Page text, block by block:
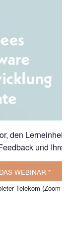
den
und Ihre
WEBINAR *
Telekom (Zoom